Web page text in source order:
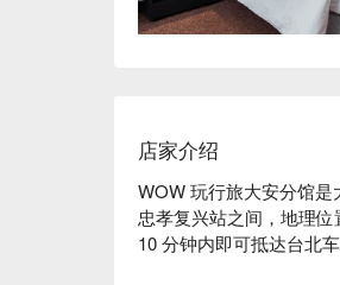
店家介绍
WOW 玩行旅大安分馆
忠孝复兴站之间，地理
10 分钟内即可抵达台北